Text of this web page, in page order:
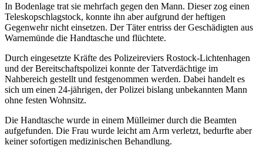
In Bodenlage trat sie mehrfach gegen den Mann. Dieser zog einen
Teleskopschlagstock, konnte ihn aber aufgrund der heftigen
Gegenwehr nicht einsetzen. Der Täter entriss der Geschädigten aus
Warnemünde die Handtasche und flüchtete.
Durch eingesetzte Kräfte des Polizeireviers Rostock-Lichtenhagen
und der Bereitschaftspolizei konnte der Tatverdächtige im
Nahbereich gestellt und festgenommen werden. Dabei handelt es
sich um einen 24-jährigen, der Polizei bislang unbekannten Mann
ohne festen Wohnsitz.
Die Handtasche wurde in einem Mülleimer durch die Beamten
aufgefunden. Die Frau wurde leicht am Arm verletzt, bedurfte aber
keiner sofortigen medizinischen Behandlung.